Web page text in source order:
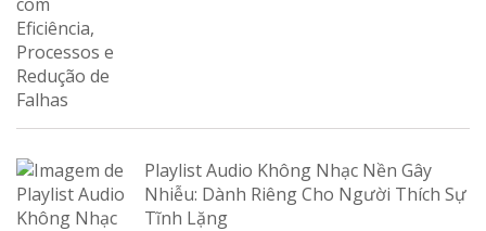
Playlist Audio Không Nhạc Nền Gây
Nhiễu: Dành Riêng Cho Người Thích Sự
Tĩnh Lặng